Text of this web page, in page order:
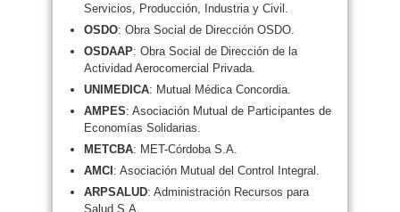
Servicios, Producción, Industria y Civil.
OSDO: Obra Social de Dirección OSDO.
OSDAAP: Obra Social de Dirección de la
Actividad Aerocomercial Privada.
UNIMEDICA: Mutual Médica Concordia.
AMPES: Asociación Mutual de Participantes de
Economías Solidarias.
METCBA: MET-Córdoba S.A.
AMCI : Asociación Mutual del Control Integral.
ARPSALUD: Administración Recursos para
Salud S.A.